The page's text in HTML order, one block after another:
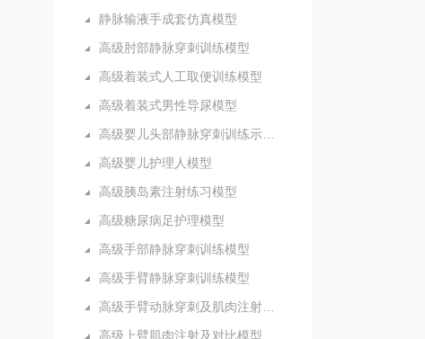
静脉输液手成套仿真模型
高级肘部静脉穿刺训练模型
高级着装式人工取便训练模型
高级着装式男性导尿模型
高级婴儿护理人模型
高级胰岛素注射练习模型
高级糖尿病足护理模型
高级手部静脉穿刺训练模型
高级手臂静脉穿刺训练模型
高级上臂肌肉注射及对比模型